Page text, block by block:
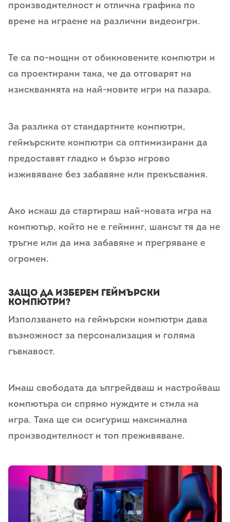
производителност и отлична графика по
време на играене на различни видеоигри.
Те са по-мощни от обикновените компютри и
са проектирани така, че да отговарят на
изискванията на най-новите игри на пазара.
За разлика от стандартните компютри,
геймърските компютри са оптимизирани да
предоставят гладко и бързо игрово
изживяване без забавяне или прекъсвания.
Ако искаш да стартираш най-новата игра на
компютър, който не е гейминг, шансът тя да не
тръгне или да има забавяне и прегряване е
огромен.
Защо да изберем геймърски
компютри?
Използването на геймърски компютри дава
възможност за персонализация и голяма
гъвкавост.
Имаш свободата да ъпгрейдваш и настройваш
компютъра си спрямо нуждите и стила на
игра. Така ще си осигуриш максимална
производителност и топ преживяване.